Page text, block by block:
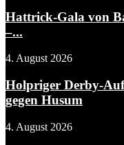
Hattrick-Gala von
–...
4. August 2026
Holpriger Derby-
gegen Husum
4. August 2026